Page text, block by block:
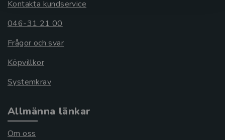
Kontakta kundservice
046-31 21 00
Frågor och svar
Köpvillkor
Systemkrav
Allmänna länkar
Om oss